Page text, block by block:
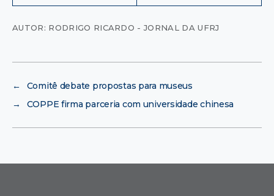
AUTOR: RODRIGO RICARDO - JORNAL DA UFRJ
←
Comitê debate propostas para museus
→
COPPE firma parceria com universidade chinesa